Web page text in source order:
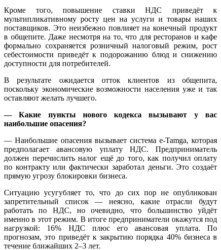
Кроме того, повышение ставки НДС приведёт к
мультипликативному росту цен на услуги и товары наших
поставщиков. Это неизбежно повлияет на конечный продукт
в общепите. Даже несмотря на то, что для ресторанов и кафе
формально сохраняется розничный налоговый режим, рост
себестоимости приведёт к подорожанию блюд и снижению
доступности для потребителей.
В результате ожидается отток клиентов из общепита,
поскольку экономические возможности населения уже и так
оставляют желать лучшего.
— Какие пункты нового кодекса вызывают у вас
наибольшие опасения?
— Наибольшие опасения вызывает система e-Tamga, которая
предполагает авансовую уплату НДС. Предприниматель
должен перечислить налог ещё до того, как получил оплату
по контракту или фактически заработал деньги. Это создаёт
прямую угрозу блокировки бизнеса.
Ситуацию усугубляет то, что до сих пор не опубликован
запретительный список — неясно, какие отрасли будут
работать по НДС, но очевидно, что большинство уйдёт
именно в этот режим. В итоге предприниматели окажутся под
нагрузкой: 16% НДС плюс его авансовая уплата. По
прогнозам, это приведёт к закрытию порядка 40% бизнеса в
течение ближайших 2–3 лет.